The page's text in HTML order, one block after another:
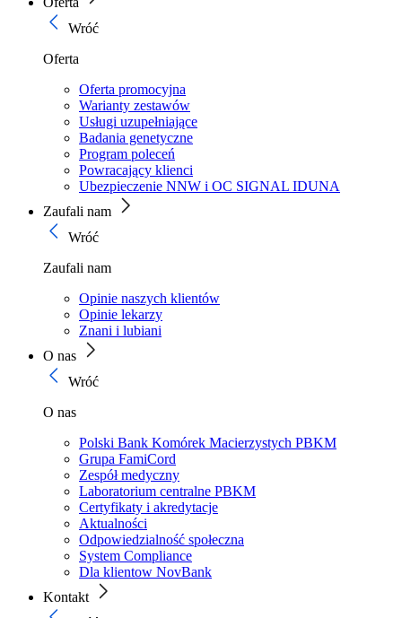
Wróć
Oferta
Oferta promocyjna
Warianty zestawów
Usługi uzupełniające
Badania genetyczne
Program poleceń
Powracający klienci
Ubezpieczenie NNW i OC SIGNAL IDUNA
Zaufali nam
Wróć
Zaufali nam
Opinie naszych klientów
Opinie lekarzy
Znani i lubiani
O nas
Wróć
O nas
Polski Bank Komórek Macierzystych PBKM
Grupa FamiCord
Zespół medyczny
Laboratorium centralne PBKM
Certyfikaty i akredytacje
Aktualności
Odpowiedzialność społeczna
System Compliance
Dla klientow NovBank
Kontakt